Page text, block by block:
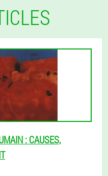
: CAUSES,